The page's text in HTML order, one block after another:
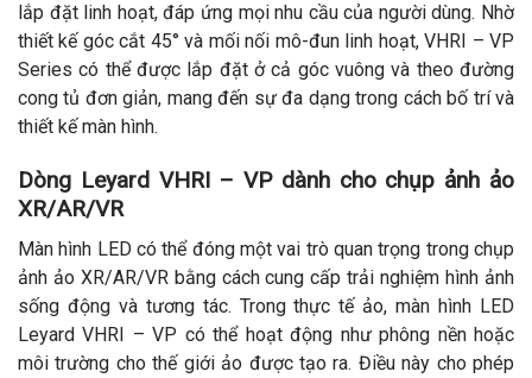
lắp đặt linh hoạt, đáp ứng mọi nhu cầu của người dùng. Nhờ
thiết kế góc cắt 45° và mối nối mô-đun linh hoạt, VHRI – VP
Series có thể được lắp đặt ở cả góc vuông và theo đường
cong tủ đơn giản, mang đến sự đa dạng trong cách bố trí và
thiết kế màn hình.
Dòng Leyard VHRI – VP dành cho chụp ảnh ảo
XR/AR/VR
Màn hình LED có thể đóng một vai trò quan trọng trong chụp
ảnh ảo XR/AR/VR bằng cách cung cấp trải nghiệm hình ảnh
sống động và tương tác. Trong thực tế ảo, màn hình LED
Leyard VHRI – VP có thể hoạt động như phông nền hoặc
môi trường cho thế giới ảo được tạo ra. Điều này cho phép